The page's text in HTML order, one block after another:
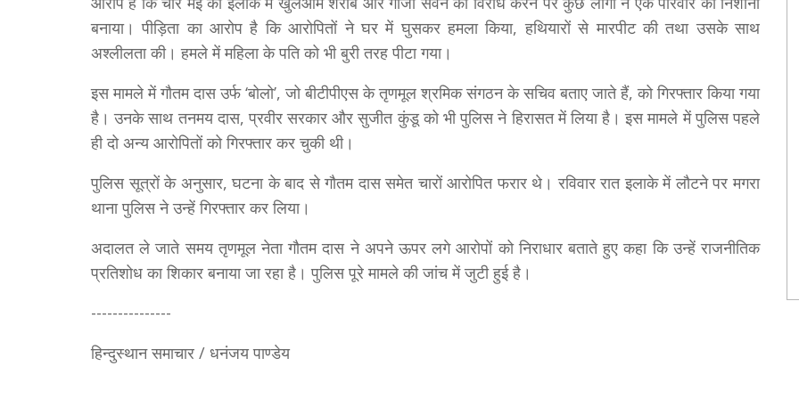
बनाया। पीड़िता का आरोप है कि आरोपितों ने घर में घुसकर हमला किया, हथियारों से मारपीट की तथा उसके साथ
अश्लीलता की। हमले में महिला के पति को भी बुरी तरह पीटा गया।
इस मामले में गौतम दास उर्फ ‘बोलो’, जो बीटीपीएस के तृणमूल श्रमिक संगठन के सचिव बताए जाते हैं, को गिरफ्तार किया गया
है। उनके साथ तनमय दास, प्रवीर सरकार और सुजीत कुंडू को भी पुलिस ने हिरासत में लिया है। इस मामले में पुलिस पहले
ही दो अन्य आरोपितों को गिरफ्तार कर चुकी थी।
पुलिस सूत्रों के अनुसार, घटना के बाद से गौतम दास समेत चारों आरोपित फरार थे। रविवार रात इलाके में लौटने पर मगरा
थाना पुलिस ने उन्हें गिरफ्तार कर लिया।
अदालत ले जाते समय तृणमूल नेता गौतम दास ने अपने ऊपर लगे आरोपों को निराधार बताते हुए कहा कि उन्हें राजनीतिक
प्रतिशोध का शिकार बनाया जा रहा है। पुलिस पूरे मामले की जांच में जुटी हुई है।
---------------
हिन्दुस्थान समाचार / धनंजय पाण्डेय